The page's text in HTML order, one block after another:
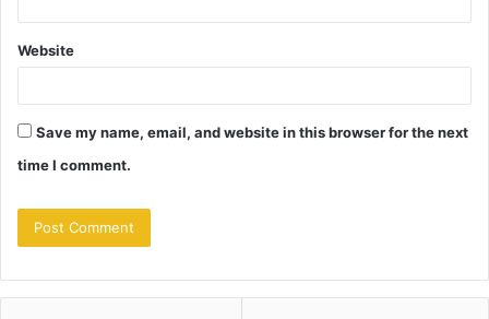
Website
Save my name, email, and website in this browser for the next
time I comment.